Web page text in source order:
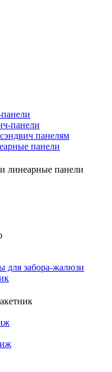
панели
панелям
панели
линеарные панели
для забора-жалюзи